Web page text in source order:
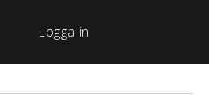
Logga in